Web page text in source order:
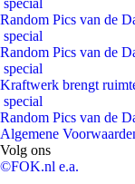
special
Random Pics van de
special
Random Pics van de
special
Kraftwerk brengt
special
Random Pics van de
Algemene
Volg ons
©FOK.nl e.a.